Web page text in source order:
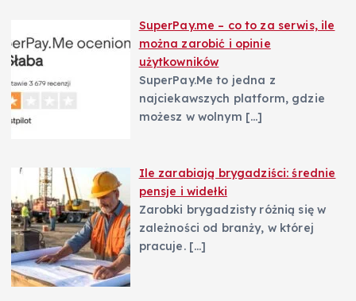
SuperPay.me – co to za serwis, ile
można zarobić i opinie
użytkowników
SuperPay.Me to jedna z
najciekawszych platform, gdzie
możesz w wolnym […]
Ile zarabiają brygadziści: średnie
pensje i widełki
Zarobki brygadzisty różnią się w
zależności od branży, w której
pracuje. […]